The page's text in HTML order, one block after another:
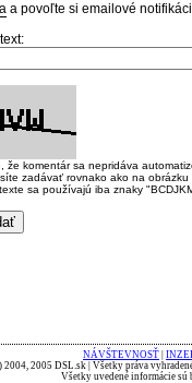
a povoľte si emailové
že komentár sa nepridáva
zadávať rovnako ako na
sa používajú iba znaky
NÁVŠTEVNOSŤ
2004, 2005 DSL.sk | Všetky práva
Všetky uvedené informácie sú